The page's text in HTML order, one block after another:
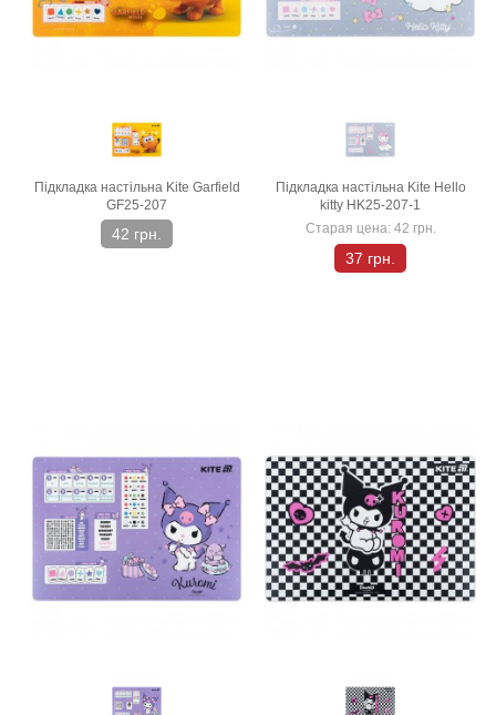
Підкладка настільна Kite Garfield
GF25-207
42 грн.
Підкладка настільна Kite Hello
kitty HK25-207-1
Старая цена: 42 грн.
37 грн.